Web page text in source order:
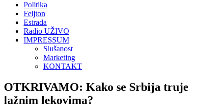
Politika
Feljton
Estrada
Radio UŽIVO
IMPRESSUM
Slušanost
Marketing
KONTAKT
OTKRIVAMO: Kako se Srbija truje
lažnim lekovima?